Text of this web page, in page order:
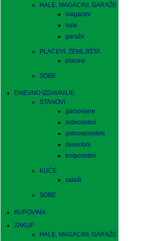
HALE, MAGACINI, GARAŽE
magacini
hale
garaže
PLACEVI, ZEMLJIŠTA
placevi
SOBE
DNEVNO IZDAVANJE
STANOVI
garsonjere
jednosobni
jednoiposobni
dvosobni
troiposobni
KUĆE
salaši
SOBE
KUPOVINA
ZAKUP
HALE, MAGACINI, GARAŽE